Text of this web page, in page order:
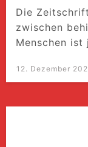
Die
zwischen
Menschen
Posted
12. Dezember